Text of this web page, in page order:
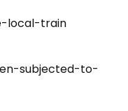
local-train
subjected-to-